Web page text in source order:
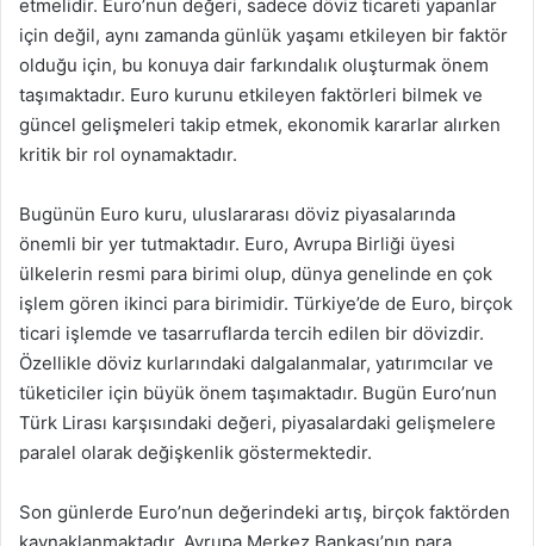
etmelidir. Euro’nun değeri, sadece döviz ticareti yapanlar
için değil, aynı zamanda günlük yaşamı etkileyen bir faktör
olduğu için, bu konuya dair farkındalık oluşturmak önem
taşımaktadır. Euro kurunu etkileyen faktörleri bilmek ve
güncel gelişmeleri takip etmek, ekonomik kararlar alırken
kritik bir rol oynamaktadır.
Bugünün Euro kuru, uluslararası döviz piyasalarında
önemli bir yer tutmaktadır. Euro, Avrupa Birliği üyesi
ülkelerin resmi para birimi olup, dünya genelinde en çok
işlem gören ikinci para birimidir. Türkiye’de de Euro, birçok
ticari işlemde ve tasarruflarda tercih edilen bir dövizdir.
Özellikle döviz kurlarındaki dalgalanmalar, yatırımcılar ve
tüketiciler için büyük önem taşımaktadır. Bugün Euro’nun
Türk Lirası karşısındaki değeri, piyasalardaki gelişmelere
paralel olarak değişkenlik göstermektedir.
Son günlerde Euro’nun değerindeki artış, birçok faktörden